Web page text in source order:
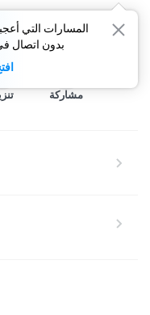
المسارات التي
بدون اتصال
مشاركة